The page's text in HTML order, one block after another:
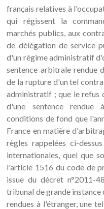
français relatives à
qui régissent la
marchés publics, aux
de délégation de service
d'un régime administratif
sentence arbitrale rendue
de la rupture d'un tel
administratif ; que le refus
d'une sentence rendue
conditions de fond que
France en matière
règles rappelées ci-
internationales, quel que
l'article 1516 du code de
issue du décret n°2011-
tribunal de grande instance
rendues à l'étranger, une